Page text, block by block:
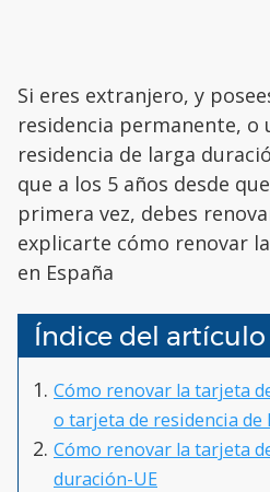
Si eres extranjero, y
residencia permanente, o
residencia de larga
que a los 5 años desde
primera vez, debes
explicarte cómo renovar
en España
Índice del artículo
Cómo renovar la tarjeta
o tarjeta de residencia de
Cómo renovar la tarjeta
duración-UE